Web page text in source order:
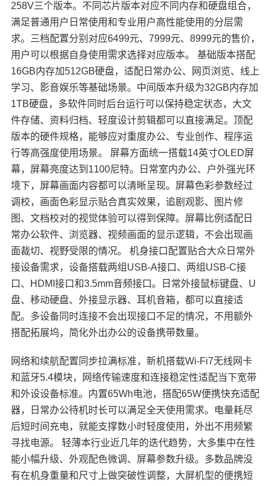
258V三个版本。不同芯片版本对应不同内存和硬盘组合，
满足普通用户日常使用和专业用户高性能使用的分层需
求。三档配置分别对应6499元、7999元、8999元的售价，
用户可以根据自身使用需求选择对应版本。 基础版本搭配
16GB内存加512GB硬盘，适配日常办公、网页浏览、线上
学习、影音娱乐等基础场景。中间版本升级为32GB内存加
1TB硬盘，多软件同时后台运行可以保持稳定状态，大文
件存储、资料归档、轻度设计剪辑都可以直接满足。顶配
版本的硬件规格，能够应对重度办公、专业创作、程序运
行等高强度使用场景。 屏幕方面统一搭载14英寸OLED屏
幕，屏幕亮度达到1100尼特。日常室内办公、户外强光环
境下，屏幕画面内容都可以清晰呈现。屏幕色彩参数经过
调校，画面色彩显示贴合真实效果，追剧观影、图片修
图、文档校对的视觉体验可以得到保障。屏幕比例适配日
常办公软件、浏览器、视频画面的显示逻辑，不会出现画
面裁切、视野受限的情况。 机身接口配置贴合大众日常外
接设备需求，设备搭载两组USB-A接口、两组USB-C接
口、HDMI接口和3.5mm音频接口。日常外接鼠标键盘、U
盘、移动硬盘、外接显示器、耳机音箱，都可以直接适
配。多设备同时连接不会出现接口不足的情况，不用额外
搭配拓展坞，简化外出办公的设备携带数量。
网络和续航配置同步拉满标准，新机搭载Wi-Fi7无线网卡
和蓝牙5.4模块，网络传输速度和连接稳定性适配当下宽带
和外设设备标准。内置65Wh电池，搭配65W便携快充适配
器，日常办公待机时长可以满足全天使用需求。电量耗尽
后短时间充电，就能支撑数小时轻度使用，外出不用频繁
寻找电源。 轻薄本行业近几年的迭代趋势，大多集中在性
能小幅升级、外观配色微调、屏幕参数升级。多数品牌没
有在机身重量和尺寸上做突破性调整，大屏机型的便携短